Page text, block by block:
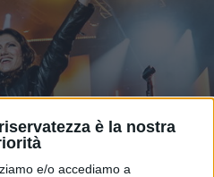
è la nostra
e/o accediamo a